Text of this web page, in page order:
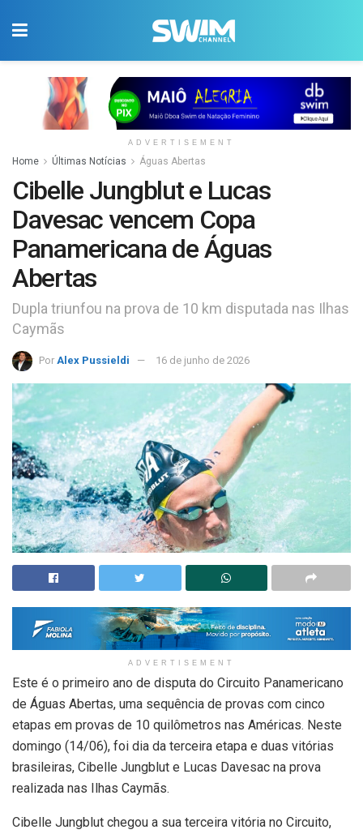
ADVERTISEMENT
Home Últimas Notícias Águas Abertas
Cibelle Jungblut e Lucas
Davesac vencem Copa
Panamericana de Águas
Abertas
Dupla triunfou na prova de 10 km disputada nas Ilhas
Caymãs
Por Alex Pussieldi 16 de junho de 2026
ADVERTISEMENT
Este é o primeiro ano de disputa do Circuito Panamericano
de Águas Abertas, uma sequência de provas com cinco
etapas em provas de 10 quilômetros nas Américas. Neste
domingo (14/06), foi dia da terceira etapa e duas vitórias
brasileiras, Cibelle Jungblut e Lucas Davesac na prova
realizada nas Ilhas Caymãs.
Cibelle Jungblut chegou a sua terceira vitória no Circuito,